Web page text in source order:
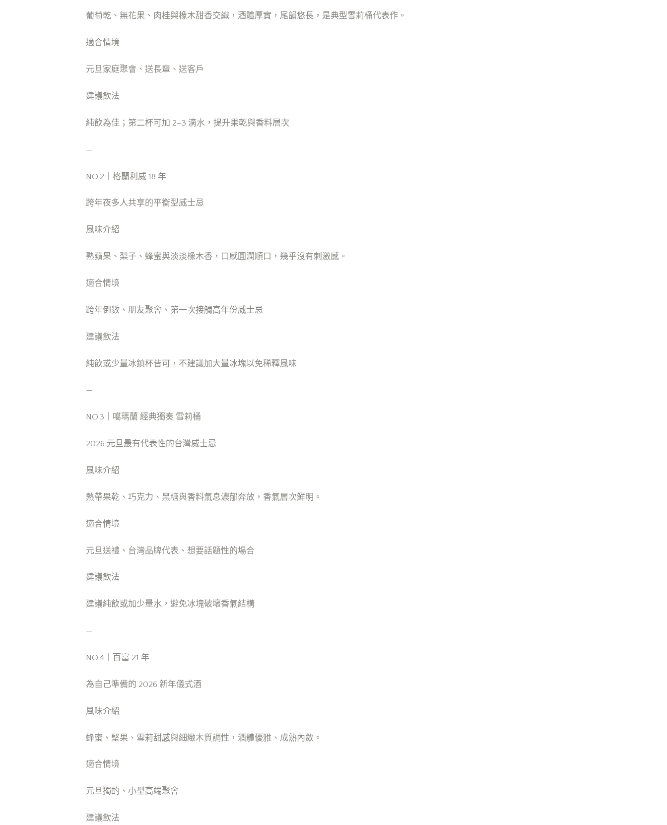
葡萄乾、無花果、肉桂與橡木甜香交織，酒體厚實，尾韻悠長，是典型雪莉桶代表作。
適合情境
元旦家庭聚會、送長輩、送客戶
建議飲法
純飲為佳；第二杯可加 2–3 滴水，提升果乾與香料層次
—
NO.2｜格蘭利威 18 年
跨年夜多人共享的平衡型威士忌
風味介紹
熟蘋果、梨子、蜂蜜與淡淡橡木香，口感圓潤順口，幾乎沒有刺激感。
適合情境
跨年倒數、朋友聚會、第一次接觸高年份威士忌
建議飲法
純飲或少量冰鎮杯皆可，不建議加大量冰塊以免稀釋風味
—
NO.3｜噶瑪蘭 經典獨奏 雪莉桶
2026 元旦最有代表性的台灣威士忌
風味介紹
熱帶果乾、巧克力、黑糖與香料氣息濃郁奔放，香氣層次鮮明。
適合情境
元旦送禮、台灣品牌代表、想要話題性的場合
建議飲法
建議純飲或加少量水，避免冰塊破壞香氣結構
—
NO.4｜百富 21 年
為自己準備的 2026 新年儀式酒
風味介紹
蜂蜜、堅果、雪莉甜感與細緻木質調性，酒體優雅、成熟內斂。
適合情境
元旦獨酌、小型高端聚會
建議飲法